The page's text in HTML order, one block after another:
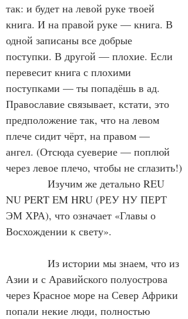
так: и будет на левой руке твоей
книга. И на правой руке — книга. В
одной записаны все добрые
поступки. В другой — плохие. Если
перевесит книга с плохими
поступками — ты попадёшь в ад.
Православие связывает, кстати, это
предположение так, что на левом
плече сидит чёрт, на правом —
ангел. (Отсюда суеверие — поплюй
через левое плечо, чтобы не сглазить!)
Изучим же детально REU
NU PERT EM HRU (РЕУ НУ ПЕРТ
ЭМ ХРА), что означает «Главы о
Восхождении к свету».
Из истории мы знаем, что из
Азии и с Аравийского полуострова
через Красное море на Север Африки
попали некие люди, полностью